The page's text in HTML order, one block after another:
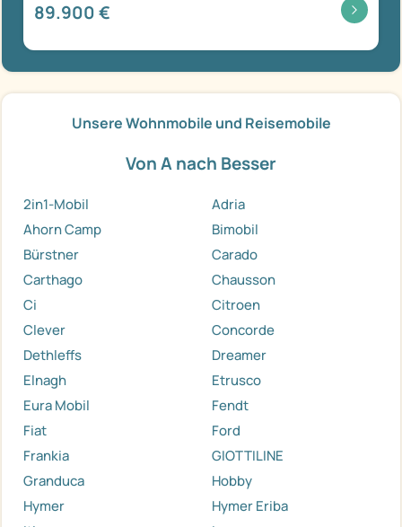
89.900 €
Unsere Wohnmobile und Reisemobile
Von A nach Besser
2in1-Mobil
Adria
Ahorn Camp
Bimobil
Bürstner
Carado
Carthago
Chausson
Ci
Citroen
Clever
Concorde
Dethleffs
Dreamer
Elnagh
Etrusco
Eura Mobil
Fendt
Fiat
Ford
Frankia
GIOTTILINE
Granduca
Hobby
Hymer
Hymer Eriba